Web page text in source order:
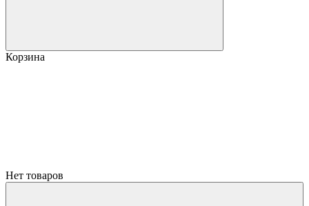
Корзина
Нет товаров